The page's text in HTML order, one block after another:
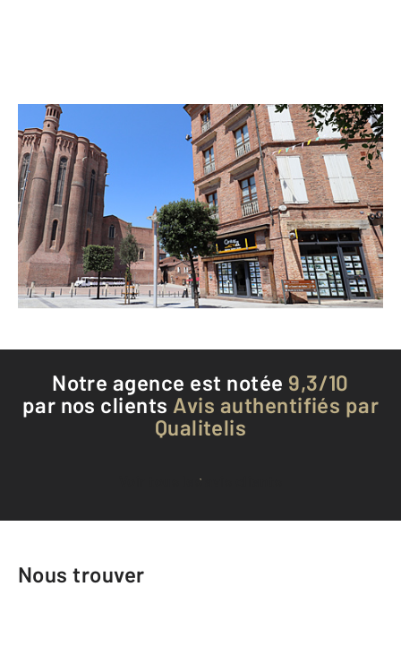
CENTURY 21 Agence Sainte-Cécile
5 place Sainte-Cécile
ALBI - 81000
Envoyer un message
Téléphoner à l'agence
Notre agence est notée 9,3/10
par nos clients Avis authentifiés par
Qualitelis
Voir tous les avis clients
Nous trouver